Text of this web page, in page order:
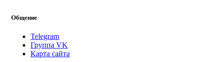
Общение
Telegram
Группа VK
Карта сайта